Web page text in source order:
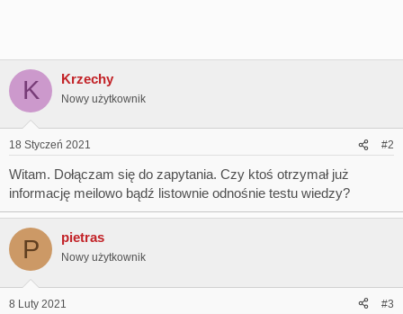
K Krzechy
Nowy użytkownik
18 Styczeń 2021 #2
Witam. Dołączam się do zapytania. Czy ktoś otrzymał już
informację meilowo bądź listownie odnośnie testu wiedzy?
P pietras
Nowy użytkownik
8 Luty 2021 #3